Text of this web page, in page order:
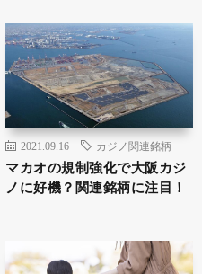
2021.09.16 カジノ関連銘柄
マカオの規制強化で大阪カジ
ノに好機？関連銘柄に注目！